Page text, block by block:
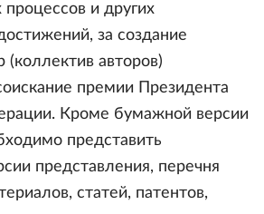
процессов и других
за создание
(коллектив авторов)
премии Президента
Кроме бумажной версии
представить
представления, перечня
статей, патентов,